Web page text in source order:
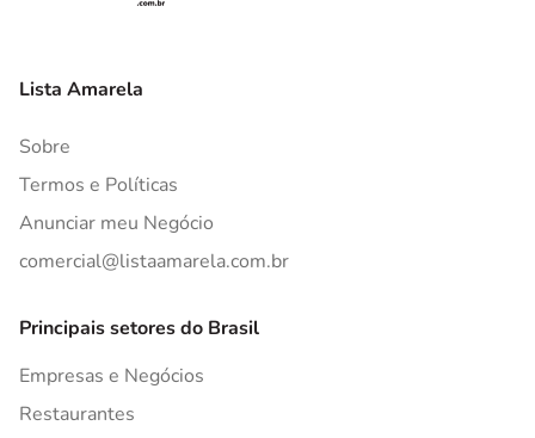
Lista Amarela
Sobre
Termos e Políticas
Anunciar meu Negócio
comercial@listaamarela.com.br
Principais setores do Brasil
Empresas e Negócios
Restaurantes